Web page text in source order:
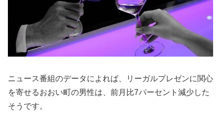
ニュース番組のデータによれば、リーガルプレゼンに関心
を寄せるおおい町の男性は、前月比7パーセント減少した
そうです。